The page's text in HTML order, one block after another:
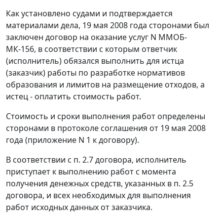
Как установлено судами и подтверждается
материалами дела, 19 мая 2008 года сторонами был
заключен договор на оказание услуг N ММОБ-
МК-156, в соответствии с которым ответчик
(исполнитель) обязался выполнить для истца
(заказчик) работы по разработке нормативов
образования и лимитов на размещение отходов, а
истец - оплатить стоимость работ.
Стоимость и сроки выполнения работ определены
сторонами в протоколе соглашения от 19 мая 2008
года (приложение N 1 к договору).
В соответствии с п. 2.7 договора, исполнитель
приступает к выполнению работ с момента
получения денежных средств, указанных в п. 2.5
договора, и всех необходимых для выполнения
работ исходных данных от заказчика.